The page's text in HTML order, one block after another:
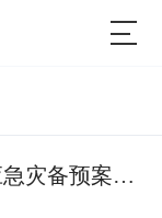
嘉为蓝鲸应急灾备管理中心：应急灾备预案线上化，一键灾备切换，保障业务连续性！ 嘉为蓝鲸